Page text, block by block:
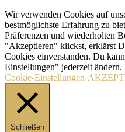
Wir verwenden Cookies auf
bestmöglichste Erfahrung zu
Präferenzen und wiederholten
"Akzeptieren" klickst, erklärst
Cookies einverstanden. Du
Einstellungen" jederzeit ändern.
Cookie-Einstellungen
Schließen